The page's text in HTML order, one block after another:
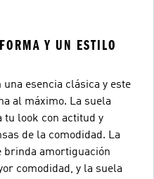
Y UN ESTILO
esencia clásica y este
al máximo. La suela
tu look con actitud y
de la comodidad. La
brinda amortiguación
comodidad, y la suela